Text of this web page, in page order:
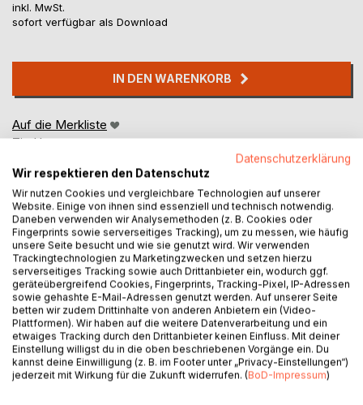
inkl. MwSt.
sofort verfügbar als Download
IN DEN WARENKORB
Auf die Merkliste
Titel bewerten
BESCHREIBUNG
Oft ziehen sich Themen wie Sucht, Gewalt oder andere
über viele Generationen hinweg durch ganze
Familiensysteme. Dabei handelt es sich jedoch nicht um
ein unabänderliches Schicksal, sondern jeder Einzelne hat
die Möglichkeit selbst etwas zu tun.
Datenschutzerklärung
Wir respektieren den Datenschutz
Wir nutzen Cookies und vergleichbare Technologien auf unserer
Website. Einige von ihnen sind essenziell und technisch notwendig.
Daneben verwenden wir Analysemethoden (z. B. Cookies oder
Fingerprints sowie serverseitiges Tracking), um zu messen, wie häufig
unsere Seite besucht und wie sie genutzt wird. Wir verwenden
Trackingtechnologien zu Marketingzwecken und setzen hierzu
serverseitiges Tracking sowie auch Drittanbieter ein, wodurch ggf.
geräteübergreifend Cookies, Fingerprints, Tracking-Pixel, IP-Adressen
sowie gehashte E-Mail-Adressen genutzt werden. Auf unserer Seite
betten wir zudem Drittinhalte von anderen Anbietern ein (Video-
Plattformen). Wir haben auf die weitere Datenverarbeitung und ein
etwaiges Tracking durch den Drittanbieter keinen Einfluss. Mit deiner
Einstellung willigst du in die oben beschriebenen Vorgänge ein. Du
kannst deine Einwilligung (z. B. im Footer unter „Privacy-Einstellungen“)
jederzeit mit Wirkung für die Zukunft widerrufen. (BoD-Impressum)